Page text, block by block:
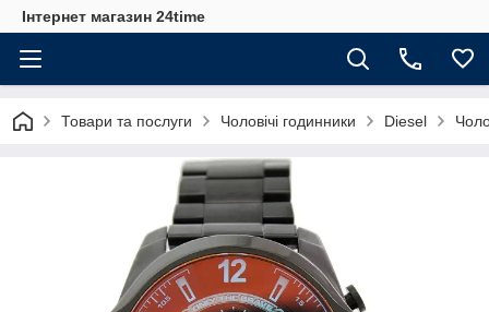
Інтернет магазин 24time
Товари та послуги Чоловічі годинники Diesel